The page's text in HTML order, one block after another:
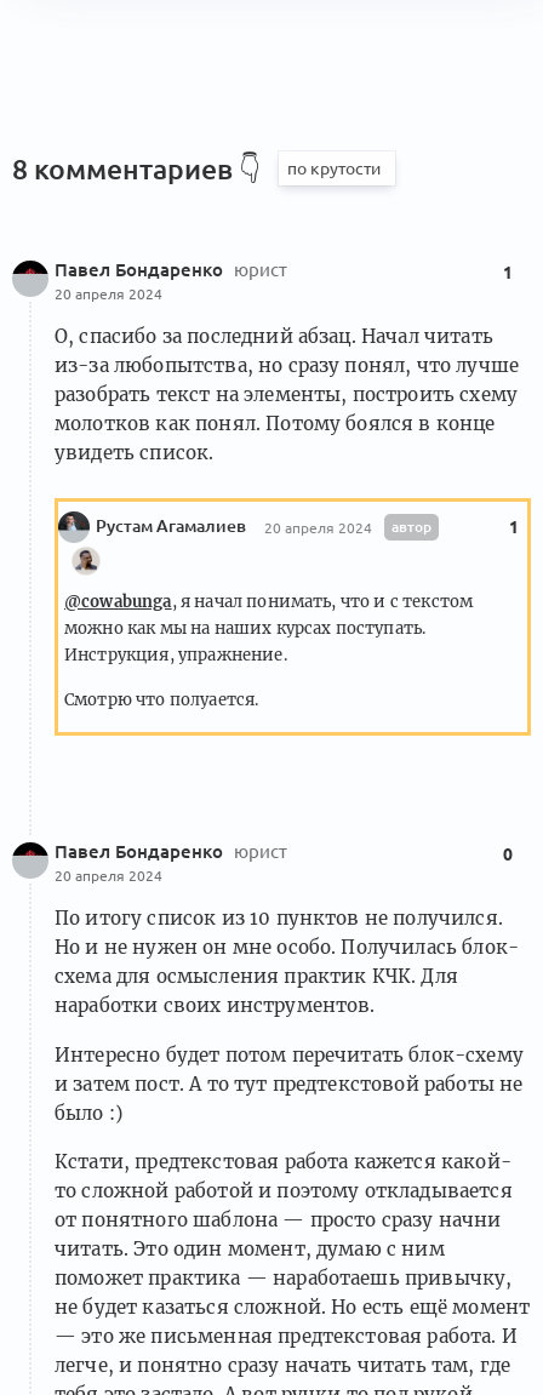
8 комментариев 👇
Павел Бондаренко юрист
20 апреля 2024
1
О, спасибо за последний абзац. Начал читать
из-за любопытства, но сразу понял, что лучше
разобрать текст на элементы, построить схему
молотков как понял. Потому боялся в конце
увидеть список.
Рустам Агамалиев 20 апреля 2024 автор 1
@cowabunga, я начал понимать, что и с текстом
можно как мы на наших курсах поступать.
Инструкция, упражнение.
Смотрю что полуается.
Павел Бондаренко юрист
20 апреля 2024
0
По итогу список из 10 пунктов не получился.
Но и не нужен он мне особо. Получилась блок-
схема для осмысления практик КЧК. Для
наработки своих инструментов.
Интересно будет потом перечитать блок-схему
и затем пост. А то тут предтекстовой работы не
было :)
Кстати, предтекстовая работа кажется какой-
то сложной работой и поэтому откладывается
от понятного шаблона — просто сразу начни
читать. Это один момент, думаю с ним
поможет практика — наработаешь привычку,
не будет казаться сложной. Но есть ещё момент
— это же письменная предтекстовая работа. И
легче, и понятно сразу начать читать там, где